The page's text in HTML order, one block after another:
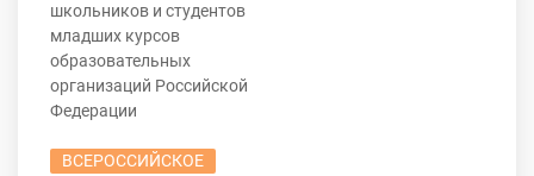
школьников и студентов
младших курсов
образовательных
организаций Российской
Федерации
ВСЕРОССИЙСКОЕ